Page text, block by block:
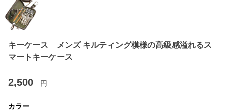
キーケース メンズ キルティング模様の高級感溢れるス
マートキーケース
2,500 円
カラー